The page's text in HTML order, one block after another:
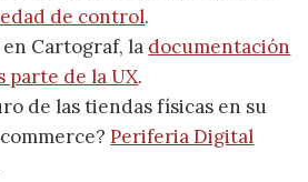
de control.
Cartograf, la documentación
parte de la UX.
de las tiendas físicas en su
Periferia Digital